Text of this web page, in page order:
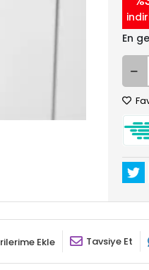
En
Ekle Tavsiye Et